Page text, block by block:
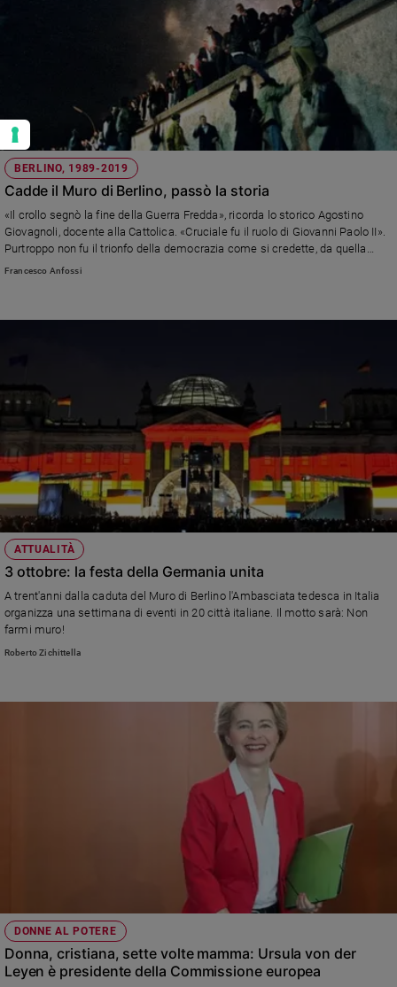
BERLINO, 1989-2019
Cadde il Muro di Berlino, passò la storia
«Il crollo segnò la fine della Guerra Fredda», ricorda lo storico Agostino
Giovagnoli, docente alla Cattolica. «Cruciale fu il ruolo di Giovanni Paolo II».
Purtroppo non fu il trionfo della democrazia come si credette, da quella
barriera nacquero altri muri
Francesco Anfossi
ATTUALITÀ
3 ottobre: la festa della Germania unita
A trent'anni dalla caduta del Muro di Berlino l'Ambasciata tedesca in Italia
organizza una settimana di eventi in 20 città italiane. Il motto sarà: Non
farmi muro!
Roberto Zichittella
DONNE AL POTERE
Donna, cristiana, sette volte mamma: Ursula von der
Leyen è presidente della Commissione europea